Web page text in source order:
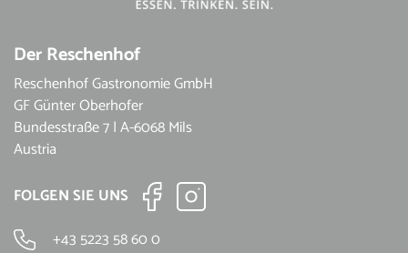
Der Reschenhof
Reschenhof Gastronomie GmbH
GF Günter Oberhofer
Bundesstraße 7 | A-6068 Mils
Austria
FOLGEN SIE UNS
+43 5223 58 60 0